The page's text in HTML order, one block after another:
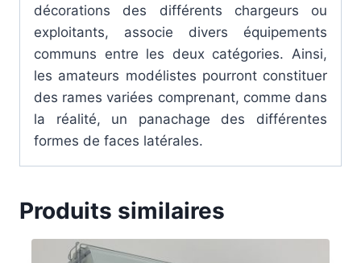
décorations des différents chargeurs ou
exploitants, associe divers équipements
communs entre les deux catégories. Ainsi,
les amateurs modélistes pourront constituer
des rames variées comprenant, comme dans
la réalité, un panachage des différentes
formes de faces latérales.
Produits similaires